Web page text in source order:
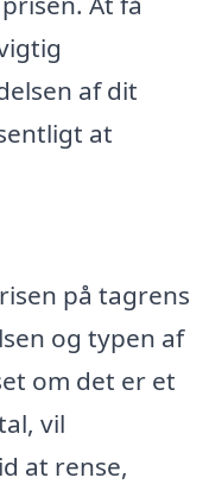
af dit
at
på tagrens
og typen af
om det er et
vil
at rense,